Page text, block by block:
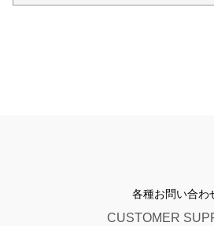
各種お問い合わ
CUSTOMER